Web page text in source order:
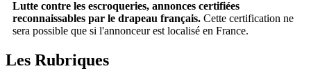
Lutte contre les escroqueries, annonces certifiées
reconnaissables par le drapeau français. Cette certification ne
sera possible que si l'annonceur est localisé en France.
Les Rubriques